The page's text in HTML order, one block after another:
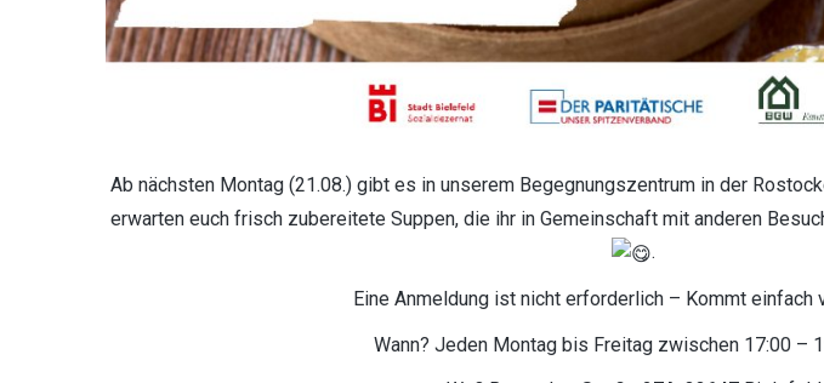
Ab nächsten Montag (21.08.) gibt es in unserem Begegnungszentrum in der
erwarten euch frisch zubereitete Suppen, die ihr in Gemeinschaft mit anderen
.
Eine Anmeldung ist nicht erforderlich – Kommt einfach
Wann? Jeden Montag bis Freitag zwischen 17:00 –